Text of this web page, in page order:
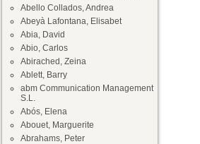
Abello Collados, Andrea
Abeyà Lafontana, Elisabet
Abia, David
Abio, Carlos
Abirached, Zeina
Ablett, Barry
abm Communication Management
S.L.
Abós, Elena
Abouet, Marguerite
Abrahams, Peter